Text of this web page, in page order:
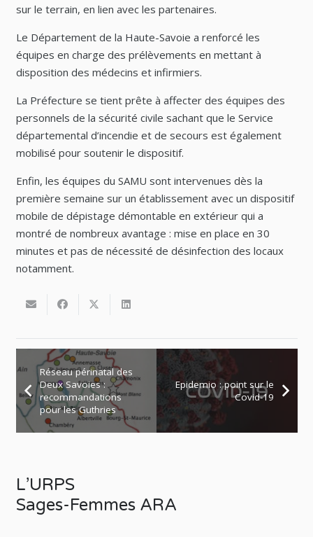
sur le terrain, en lien avec les partenaires.
Le Département de la Haute-Savoie a renforcé les
équipes en charge des prélèvements en mettant à
disposition des médecins et infirmiers.
La Préfecture se tient prête à affecter des équipes des
personnels de la sécurité civile sachant que le Service
départemental d’incendie et de secours est également
mobilisé pour soutenir le dispositif.
Enfin, les équipes du SAMU sont intervenues dès la
première semaine sur un établissement avec un dispositif
mobile de dépistage démontable en extérieur qui a
montré de nombreux avantage : mise en place en 30
minutes et pas de nécessité de désinfection des locaux
notamment.
Réseau périnatal des
Deux Savoies :
recommandations
pour les Guthries
Epidemio : point sur le
Covid-19
L’URPS
Sages-Femmes ARA